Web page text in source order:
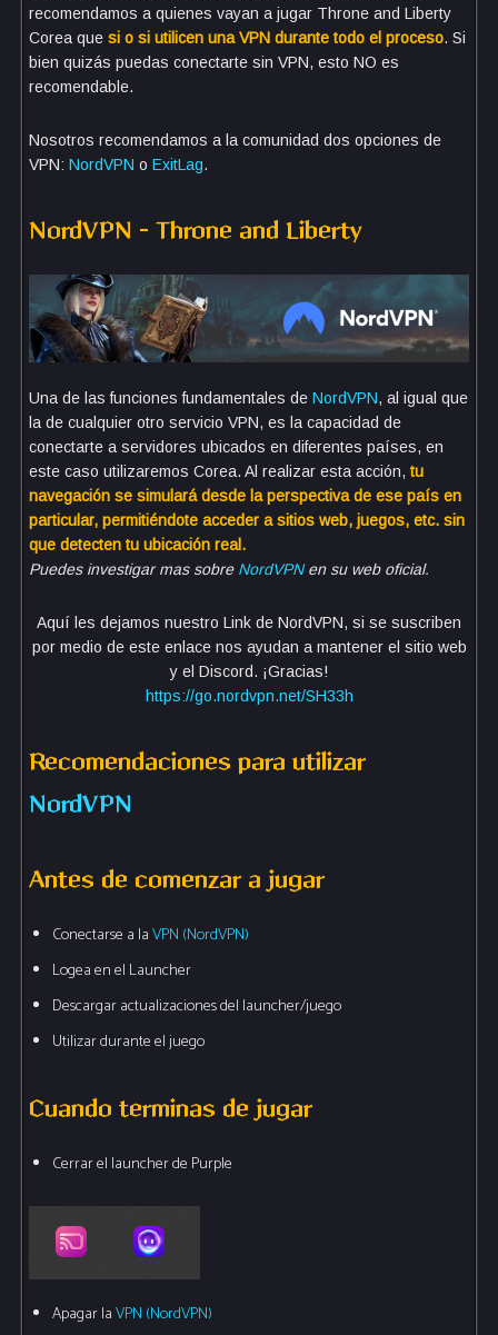
recomendamos a quienes vayan a jugar Throne and Liberty
Corea que si o si utilicen una VPN durante todo el proceso. Si
bien quizás puedas conectarte sin VPN, esto NO es
recomendable.
Nosotros recomendamos a la comunidad dos opciones de
VPN: NordVPN o ExitLag.
NordVPN – Throne and Liberty
Una de las funciones fundamentales de NordVPN, al igual que
la de cualquier otro servicio VPN, es la capacidad de
conectarte a servidores ubicados en diferentes países, en
este caso utilizaremos Corea. Al realizar esta acción, tu
navegación se simulará desde la perspectiva de ese país en
particular, permitiéndote acceder a sitios web, juegos, etc. sin
que detecten tu ubicación real.
Puedes investigar mas sobre NordVPNen su web oficial.
Aquí les dejamos nuestro Link de NordVPN, si se suscriben
por medio de este enlace nos ayudan a mantener el sitio web
y el Discord. ¡Gracias!
https://go.nordvpn.net/SH33h
Recomendaciones para utilizar
NordVPN
Antes de comenzar a jugar
Conectarse a laVPN (NordVPN)
Logea en el Launcher
Descargar actualizaciones del launcher/juego
Utilizar durante el juego
Cuando terminas de jugar
Cerrar el launcher de Purple
Apagar laVPN (NordVPN)